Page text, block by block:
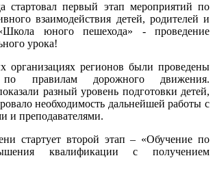
стартовал первый этап мероприятий по
взаимодействия детей, родителей и
«Школа юного пешехода» - проведение
урока!
организациях регионов были проведены
по правилам дорожного движения.
разный уровень подготовки детей,
необходимость дальнейшей работы с
и преподавателями.
стартует второй этап – «Обучение по
квалификации с получением